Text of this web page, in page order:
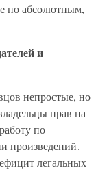
по абсолютным,
и
непростые, но
прав на
по
произведений.
легальных